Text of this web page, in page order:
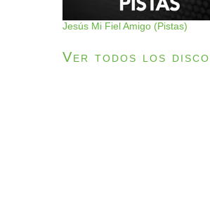
Jesús Mi Fiel Amigo (Pistas)
Ver todos los